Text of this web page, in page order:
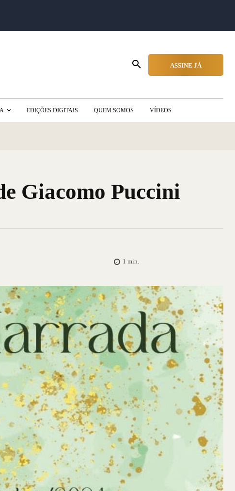
ASSINE JÁ
EDIÇÕES DIGITAIS QUEM SOMOS VÍDEOS
Giacomo Puccini
1 min.